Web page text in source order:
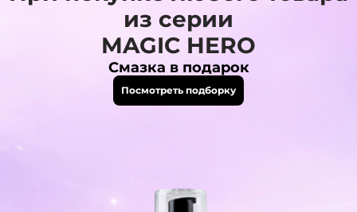
из серии
MAGIC HERO
Смазка в подарок
Посмотреть подборку